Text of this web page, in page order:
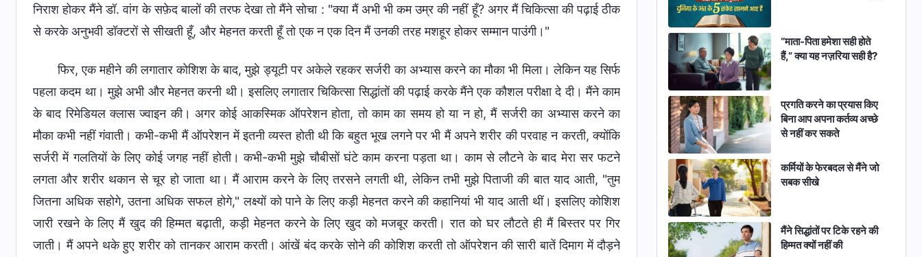
निराश होकर मैंने डॉ. वांग के सफ़ेद बालों की तरफ देखा तो मैंने सोचा : "क्या मैं अभी भी कम उम्र की नहीं हूँ? अगर मैं चिकित्सा की पढ़ाई ठीक
से करके अनुभवी डॉक्टरों से सीखती हूँ, और मेहनत करती हूँ तो एक न एक दिन मैं उनकी तरह मशहूर होकर सम्मान पाउंगी।"
फिर, एक महीने की लगातार कोशिश के बाद, मुझे ड्यूटी पर अकेले रहकर सर्जरी का अभ्यास करने का मौका भी मिला। लेकिन यह सिर्फ
पहला कदम था। मुझे अभी और मेहनत करनी थी। इसलिए लगातार चिकित्सा सिद्धांतों की पढ़ाई करके मैंने एक कौशल परीक्षा दे दी। मैंने काम
के बाद रिमेडियल क्लास ज्वाइन की। अगर कोई आकस्मिक ऑपरेशन होता, तो काम का समय हो या न हो, मैं सर्जरी का अभ्यास करने का
मौका कभी नहीं गंवाती। कभी-कभी मैं ऑपरेशन में इतनी व्यस्त होती थी कि बहुत भूख लगने पर भी मैं अपने शरीर की परवाह न करती, क्योंकि
सर्जरी में गलतियों के लिए कोई जगह नहीं होती। कभी-कभी मुझे चौबीसों घंटे काम करना पड़ता था। काम से लौटने के बाद मेरा सर फटने
लगता और शरीर थकान से चूर हो जाता था। मैं आराम करने के लिए तरसने लगती थी, लेकिन तभी मुझे पिताजी की बात याद आती, "तुम
जितना अधिक सहोगे, उतना अधिक सफल होगे," लक्ष्यों को पाने के लिए कड़ी मेहनत करने की कहानियां भी याद आती थीं। इसलिए कोशिश
जारी रखने के लिए मैं खुद की हिम्मत बढ़ाती, कड़ी मेहनत करने के लिए खुद को मजबूर करती। रात को घर लौटते ही मैं बिस्तर पर गिर
जाती। मैं अपने थके हुए शरीर को तानकर आराम करती। आंखें बंद करके सोने की कोशिश करती तो ऑपरेशन की सारी बातें दिमाग में दौड़ने
“माता-पिता हमेशा सही होते
हैं,” क्या यह नज़रिया सही है?
प्रगति करने का प्रयास किए
बिना आप अपना कर्तव्य अच्छे
से नहीं कर सकते
कर्मियों के फेरबदल से मैंने जो
सबक सीखे
मैंने सिद्धांतों पर टिके रहने की
हिम्मत क्यों नहीं की